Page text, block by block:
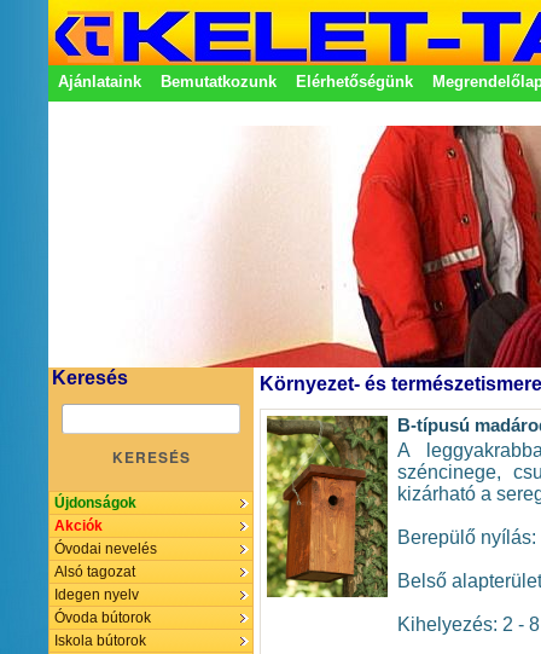
Ajánlataink Bemutatkozunk Elérhetőségünk
Keresés
KERESÉS
Újdonságok
Akciók
Óvodai nevelés
Alsó tagozat
Idegen nyelv
Óvoda bútorok
Iskola bútorok
Környezet- és
B-típusú
A
széncinege,
kizárható a
Berepülő
Belső
Kihelyezés: 2 -